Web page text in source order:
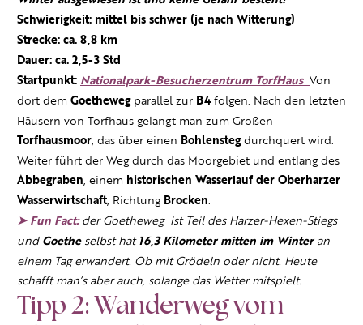
Schwierigkeit: mittel bis schwer (je nach Witterung)
Strecke: ca. 8,8 km
Dauer: ca. 2,5-3 Std
Startpunkt: Nationalpark-Besucherzentrum TorfHaus Von
dort dem Goethewegparallel zur B4folgen. Nach den letzten
Häusern von Torfhaus gelangt man zum Großen
Torfhausmoor, das über einen Bohlenstegdurchquert wird.
Weiter führt der Weg durch das Moorgebiet und entlang des
Abbegraben, einem historischen Wasserlauf der Oberharzer
Wasserwirtschaft, Richtung Brocken.
➤ Fun Fact:der Goetheweg ist Teil des Harzer-Hexen-Stiegs
und Goethe selbst hat16,3 Kilometer mitten im Winteran
einem Tag erwandert. Ob mit Grödeln oder nicht. Heute
schafft man’s aber auch, solange das Wetter mitspielt.
Tipp 2: Wanderweg vom